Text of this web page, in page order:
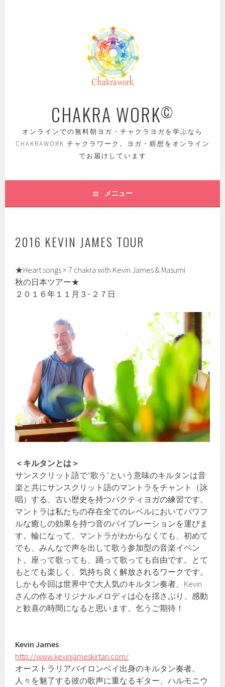
CHAKRA WORK©
オンラインでの無料朝ヨガ・チャクラヨガを学ぶなら
CHAKRAWORK チャクラワーク。ヨガ・瞑想をオンライン
でお届けしています
メニュー
2016 KEVIN JAMES TOUR
★Heart songs × 7 chakra with Kevin James & Masumi
秋の日本ツアー★
２０１６年１１月３−２７日
＜キルタンとは＞
サンスクリット語で“歌う”という意味のキルタンは音
楽と共にサンスクリット語のマントラをチャント（詠
唱）する、古い歴史を持つバクティヨガの練習です。
マントラは私たちの存在全てのレベルにおいてパワフ
ルな癒しの効果を持つ音のバイブレーションを運びま
す。輪になって、マントラがわからなくても、初めて
でも、みんなで声を出して歌う参加型の音楽イベン
ト。座って歌っても、踊って歌っても自由です。とて
もとても楽しく、気持ち良く解放されるワークです。
しかも今回は世界中で大人気のキルタン奏者、Kevin
さんの作るオリジナルメロディは心を揺さぶり、感動
と歓喜の時間になると思います。乞うご期待！
Kevin James
http://www.kevinjameskirtan.com/
オーストラリアバイロンベイ出身のキルタン奏者。
人々を魅了する彼の歌声に重なるギター、ハルモニウ